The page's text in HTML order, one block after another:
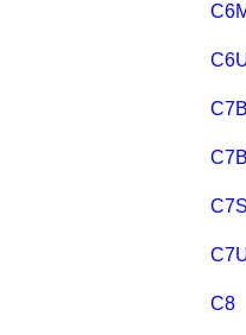
C8